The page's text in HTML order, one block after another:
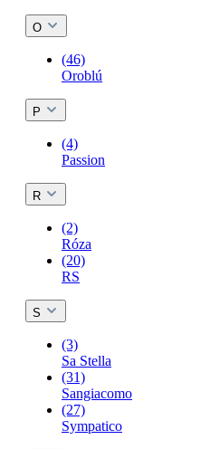
O
(46)
Oroblú
P
(4)
Passion
R
(2)
Róza
(20)
RS
S
(3)
Sa Stella
(31)
Sangiacomo
(27)
Sympatico